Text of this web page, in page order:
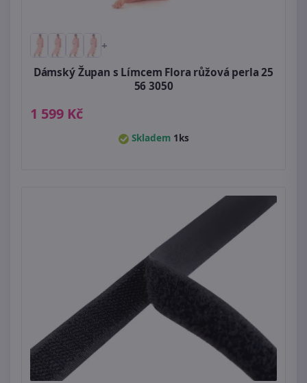
+
Dámský Župan s Límcem Flora růžová perla 25
56 3050
1 599 Kč
Skladem 1ks